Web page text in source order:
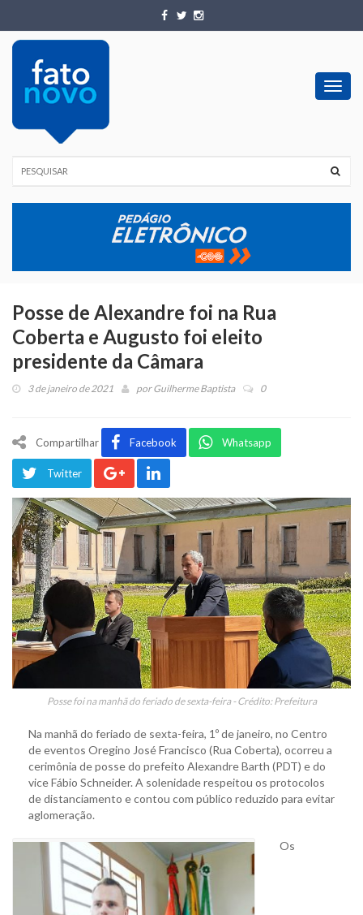
Posse de Alexandre foi na Rua
Coberta e Augusto foi eleito
presidente da Câmara
3 de janeiro de 2021 porGuilherme Baptista 0
Compartilhar Facebook Whatsapp
Twitter
Posse foi na manhã do feriado de sexta-feira - Crédito: Prefeitura
Na manhã do feriado de sexta-feira, 1º de janeiro, no Centro
de eventos Oregino José Francisco (Rua Coberta), ocorreu a
cerimônia de posse do prefeito Alexandre Barth (PDT) e do
vice Fábio Schneider. A solenidade respeitou os protocolos
de distanciamento e contou com público reduzido para evitar
aglomeração.
Os